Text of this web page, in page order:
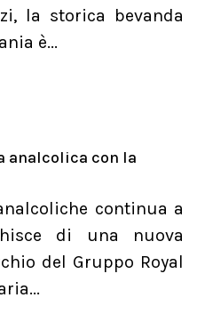
la storica bevanda
è...
analcolica con la
continua a
di una nuova
del Gruppo Royal